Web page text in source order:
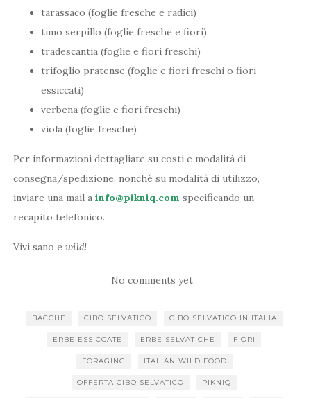
tarassaco (foglie fresche e radici)
timo serpillo (foglie fresche e fiori)
tradescantia (foglie e fiori freschi)
trifoglio pratense (foglie e fiori freschi o fiori
essiccati)
verbena (foglie e fiori freschi)
viola (foglie fresche)
Per informazioni dettagliate su costi e modalità di
consegna/spedizione, nonché su modalità di utilizzo,
inviare una mail ainfo@pikniq.com specificando un
recapito telefonico.
Vivi sano ewild!
No comments yet
BACCHE CIBO SELVATICO CIBO SELVATICO IN ITALIA
ERBE ESSICCATE ERBE SELVATICHE FIORI
FORAGING ITALIAN WILD FOOD
OFFERTA CIBO SELVATICO PIKNIQ